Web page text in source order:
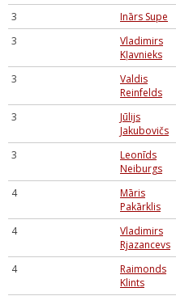
3 Inārs Supe
3
Vladimirs
Kļavnieks
3
Valdis
Reinfelds
3
Jūlijs
Jakubovičs
3
Leonīds
Neiburgs
4
Māris
Pakārklis
4
Vladimirs
Rjazancevs
4
Raimonds
Klints